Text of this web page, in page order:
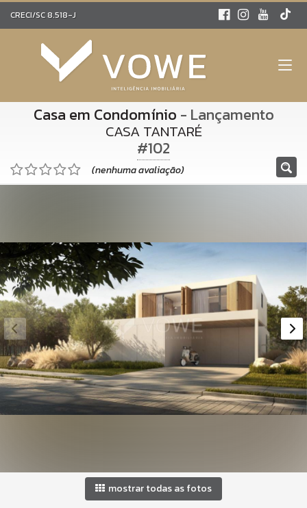
CRECI/SC 8.518-J
Casa em Condomínio - Lançamento
CASA TANTARÉ
#102
(nenhuma avaliação)
mostrar todas as fotos